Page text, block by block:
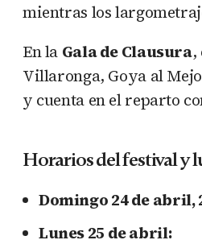
mientras los
En la Gala de Clausura,
Villaronga, Goya al
y cuenta en el reparto
Horarios del festival y
Domingo 24 de abril,
Lunes 25 de abril: